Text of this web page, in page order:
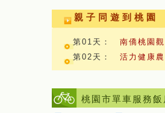
親子同遊到桃園
第01天：
南僑桃園
第02天：
活力健康
桃園市單車服務